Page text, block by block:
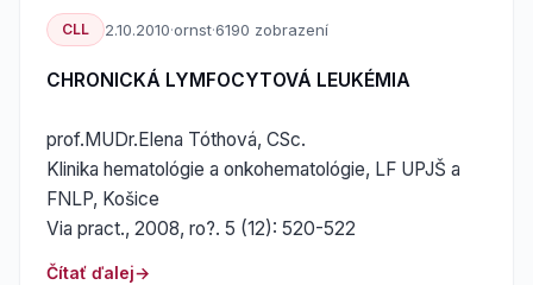
CLL 2.10.2010·ornst·6190 zobrazení
CHRONICKÁ LYMFOCYTOVÁ LEUKÉMIA
prof.MUDr.Elena Tóthová, CSc.
Klinika hematológie a onkohematológie, LF UPJŠ a
FNLP, Košice
Via pract., 2008, ro?. 5 (12): 520-522
Čítať ďalej